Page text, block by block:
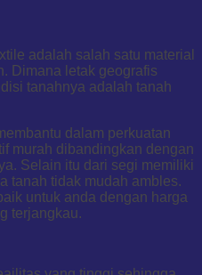
adalah salah satu material
Dimana letak geografis
tanahnya adalah tanah
dalam perkuatan
murah dibandingkan dengan
Selain itu dari segi memiliki
tanah tidak mudah ambles.
untuk anda dengan harga
terjangkau.